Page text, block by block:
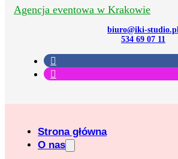
Agencja eventowa w Krakowie
biuro@iki-studio.pl
534 69 07 11
Strona główna
O nas